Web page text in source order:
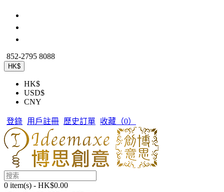
852-2795 8088
HK$
HK$
USD$
CNY
登錄 用戶註冊 歷史訂單 收藏（0）
0 item(s) - HK$0.00